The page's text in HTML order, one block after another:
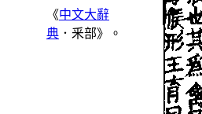
《中文大辭
典 ．釆部》。